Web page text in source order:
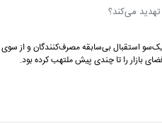
تهدید می‌کند؟
یک‌سو استقبال بی‌سابقه مصرف‌کنندگان و از سوی
بازار را تا چندی پیش ملتهب کرده بود.